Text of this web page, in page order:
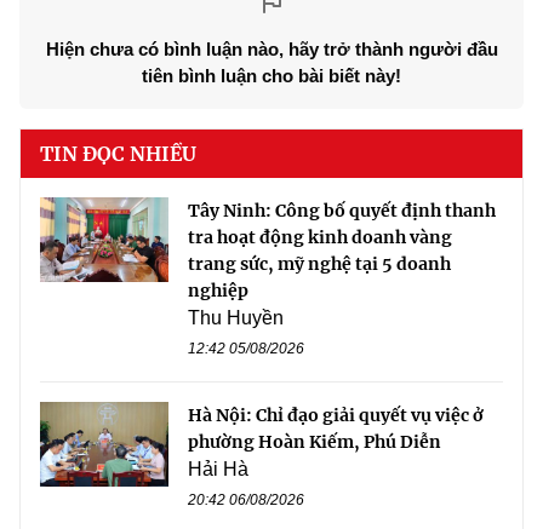
Hiện chưa có bình luận nào, hãy trở thành người đầu
tiên bình luận cho bài biết này!
TIN ĐỌC NHIỀU
Tây Ninh: Công bố quyết định thanh
tra hoạt động kinh doanh vàng
trang sức, mỹ nghệ tại 5 doanh
nghiệp
Thu Huyền
12:42 05/08/2026
Hà Nội: Chỉ đạo giải quyết vụ việc ở
phường Hoàn Kiếm, Phú Diễn
Hải Hà
20:42 06/08/2026